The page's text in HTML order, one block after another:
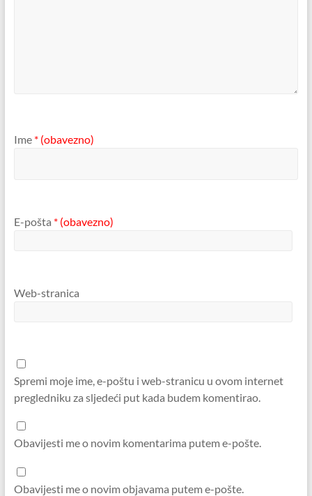
Ime * (obavezno)
E-pošta * (obavezno)
Web-stranica
Spremi moje ime, e-poštu i web-stranicu u ovom internet
pregledniku za sljedeći put kada budem komentirao.
Obavijesti me o novim komentarima putem e-pošte.
Obavijesti me o novim objavama putem e-pošte.